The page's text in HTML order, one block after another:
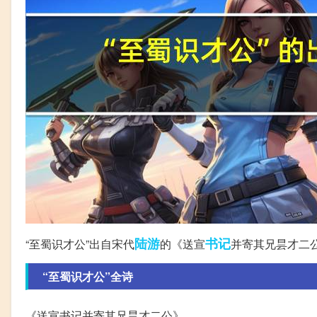
“至蜀识才公”出自宋代陆游的《送宣书记并寄其兄昙才二
“至蜀识才公”全诗